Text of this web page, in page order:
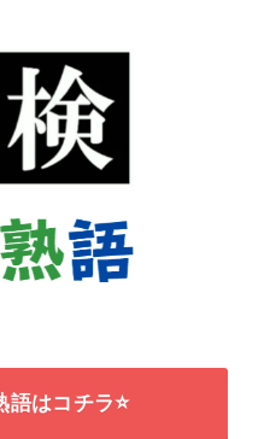
語はコチラ⭐